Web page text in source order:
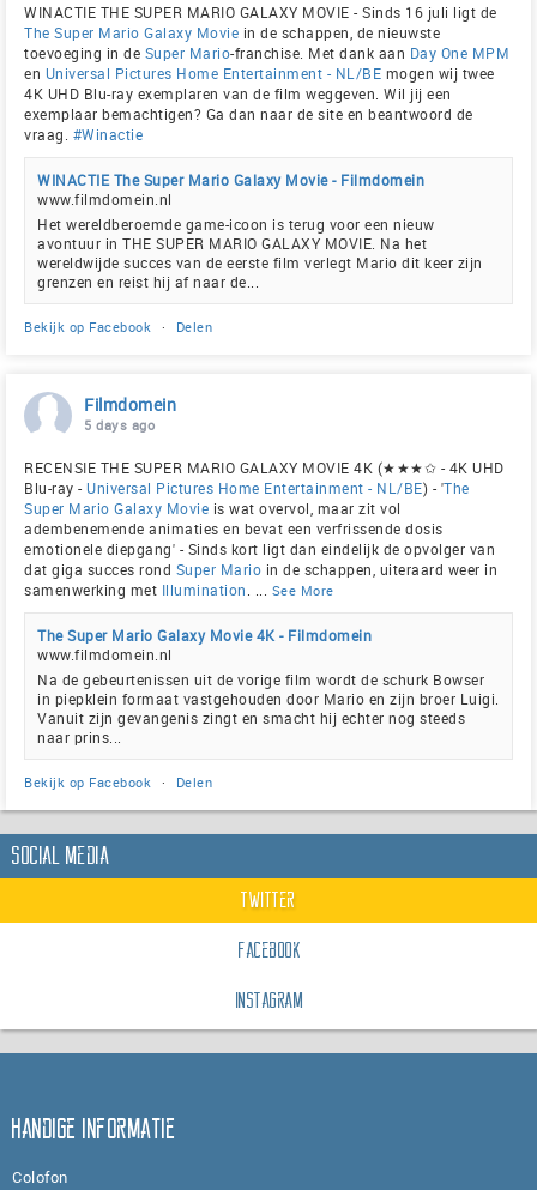
WINACTIE THE SUPER MARIO GALAXY MOVIE - Sinds 16 juli ligt de
The Super Mario Galaxy Movie in de schappen, de nieuwste
toevoeging in de Super Mario-franchise. Met dank aan Day One MPM
en Universal Pictures Home Entertainment - NL/BE mogen wij twee
4K UHD Blu-ray exemplaren van de film weggeven. Wil jij een
exemplaar bemachtigen? Ga dan naar de site en beantwoord de
vraag. #Winactie
WINACTIE The Super Mario Galaxy Movie - Filmdomein
www.filmdomein.nl
Het wereldberoemde game-icoon is terug voor een nieuw
avontuur in THE SUPER MARIO GALAXY MOVIE. Na het
wereldwijde succes van de eerste film verlegt Mario dit keer zijn
grenzen en reist hij af naar de...
Bekijk op Facebook · Delen
Filmdomein
5 days ago
RECENSIE THE SUPER MARIO GALAXY MOVIE 4K (★★★✩ - 4K UHD
Blu-ray - Universal Pictures Home Entertainment - NL/BE) - 'The
Super Mario Galaxy Movie is wat overvol, maar zit vol
adembenemende animaties en bevat een verfrissende dosis
emotionele diepgang' - Sinds kort ligt dan eindelijk de opvolger van
dat giga succes rond Super Mario in de schappen, uiteraard weer in
samenwerking met Illumination See More
The Super Mario Galaxy Movie 4K - Filmdomein
www.filmdomein.nl
Na de gebeurtenissen uit de vorige film wordt de schurk Bowser
in piepklein formaat vastgehouden door Mario en zijn broer Luigi.
Vanuit zijn gevangenis zingt en smacht hij echter nog steeds
naar prins...
Bekijk op Facebook · Delen
Social Media
Twitter
Facebook
Instagram
Handige informatie
Colofon